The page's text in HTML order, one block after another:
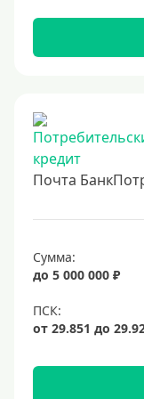
2 миллиона
2500000 руб
3500000 руб
4 миллиона
4500000 руб
5500000 руб
6 млн
6500000 руб
7 миллионов
8 миллионов
9000000 руб
Почта
Сумма:
до 5 000 000 ₽